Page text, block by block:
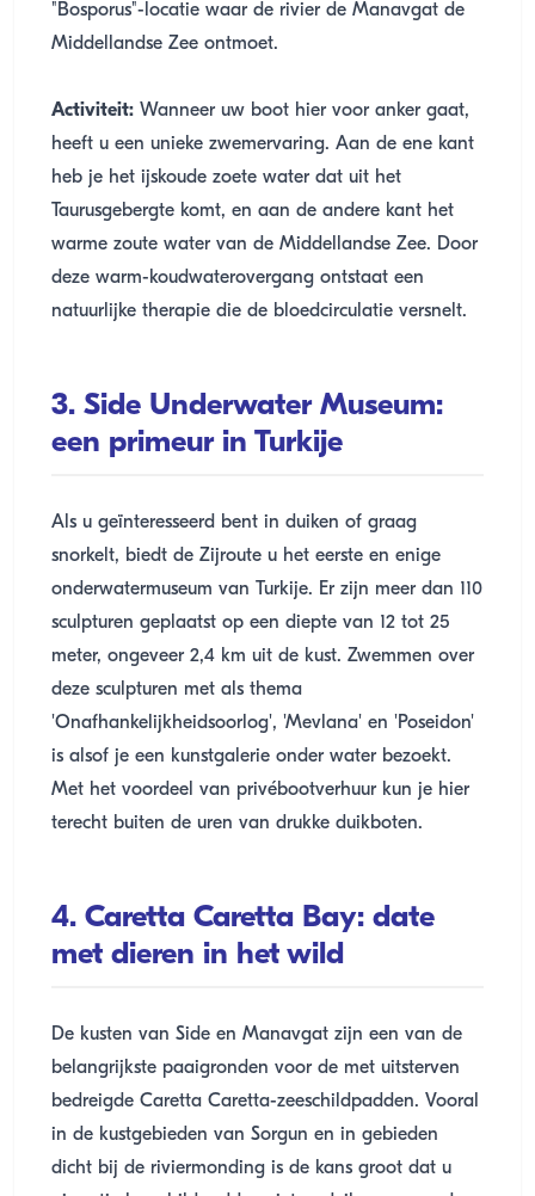
"Bosporus"-locatie waar de rivier de Manavgat de
Middellandse Zee ontmoet.
Activiteit: Wanneer uw boot hier voor anker gaat,
heeft u een unieke zwemervaring. Aan de ene kant
heb je het ijskoude zoete water dat uit het
Taurusgebergte komt, en aan de andere kant het
warme zoute water van de Middellandse Zee. Door
deze warm-koudwaterovergang ontstaat een
natuurlijke therapie die de bloedcirculatie versnelt.
3. Side Underwater Museum:
een primeur in Turkije
Als u geïnteresseerd bent in duiken of graag
snorkelt, biedt de Zijroute u het eerste en enige
onderwatermuseum van Turkije. Er zijn meer dan 110
sculpturen geplaatst op een diepte van 12 tot 25
meter, ongeveer 2,4 km uit de kust. Zwemmen over
deze sculpturen met als thema
'Onafhankelijkheidsoorlog', 'Mevlana' en 'Poseidon'
is alsof je een kunstgalerie onder water bezoekt.
Met het voordeel van privébootverhuur kun je hier
terecht buiten de uren van drukke duikboten.
4. Caretta Caretta Bay: date
met dieren in het wild
De kusten van Side en Manavgat zijn een van de
belangrijkste paaigronden voor de met uitsterven
bedreigde Caretta Caretta-zeeschildpadden. Vooral
in de kustgebieden van Sorgun en in gebieden
dicht bij de riviermonding is de kans groot dat u